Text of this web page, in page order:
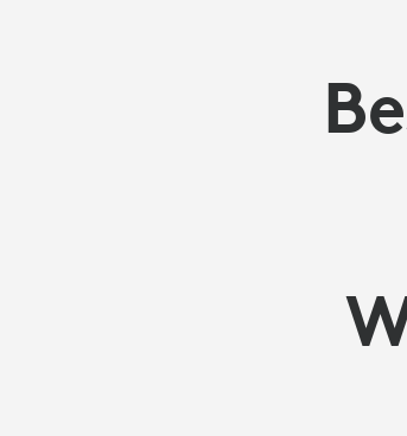
FÖRDERN